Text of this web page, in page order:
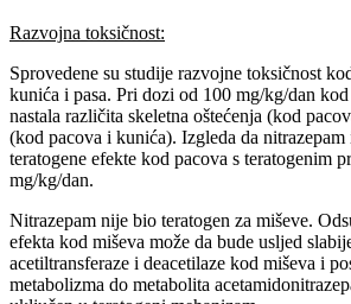
Razvojna toksičnost:
Sprovedene su studije razvojne toksičnost
kunića i pasa. Pri dozi od 100 mg/kg/dan
nastala različita skeletna oštećenja (kod
(kod pacova i kunića). Izgleda da
teratogene efekte kod pacova s teratogenim
mg/kg/dan.
Nitrazepam nije bio teratogen za miševe.
efekta kod miševa može da bude usljed
acetiltransferaze i deacetilaze kod miševa i
metabolizma do metabolita